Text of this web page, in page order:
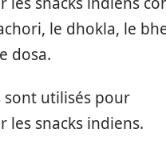
le dhokla, le
dosa.
sont utilisés pour
les snacks indiens.